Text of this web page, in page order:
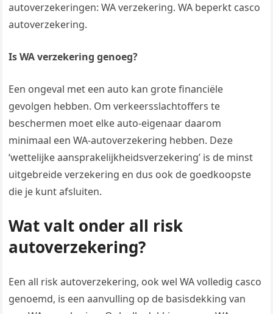
autoverzekeringen: WA verzekering. WA beperkt casco
autoverzekering.
Is WA verzekering genoeg?
Een ongeval met een auto kan grote financiële
gevolgen hebben. Om verkeersslachtoffers te
beschermen moet elke auto-eigenaar daarom
minimaal een WA-autoverzekering hebben. Deze
‘wettelijke aansprakelijkheidsverzekering’ is de minst
uitgebreide verzekering en dus ook de goedkoopste
die je kunt afsluiten.
Wat valt onder all risk
autoverzekering?
Een all risk autoverzekering, ook wel WA volledig casco
genoemd, is een aanvulling op de basisdekking van